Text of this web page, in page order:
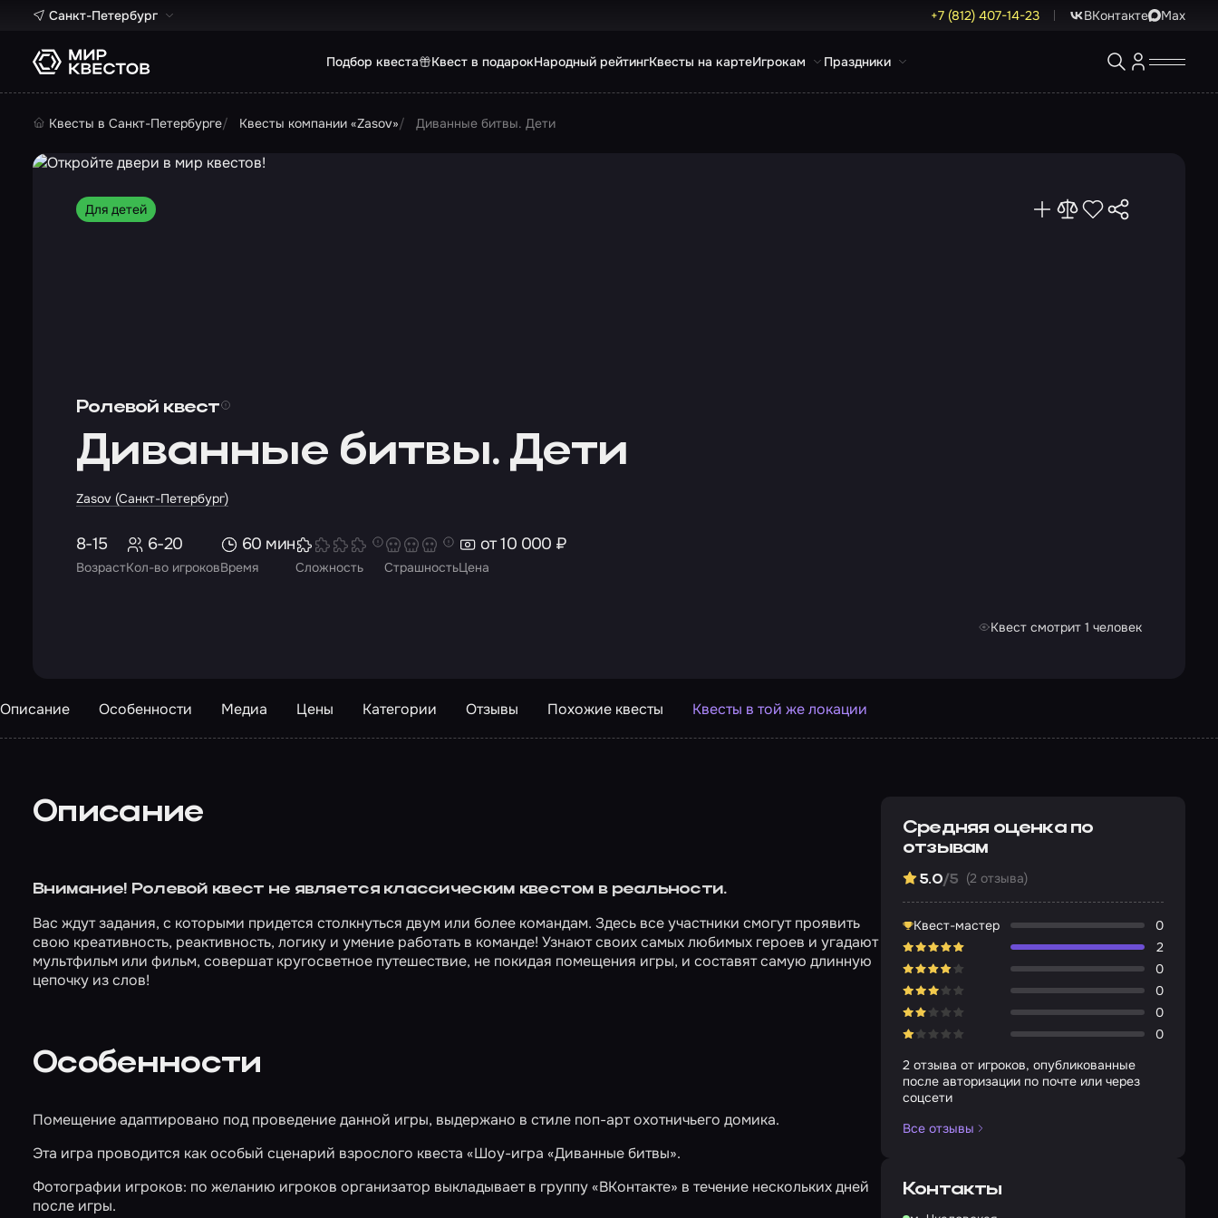
Санкт-Петербург +7 (812) 407-14-23 ВКонтакте Max
Подбор квеста Квест в подарокНародный рейтингКвесты на картеИгрокам Праздники
Квесты в Санкт-Петербурге Квесты компании «Zasov» Диванные битвы. Дети
Для детей
Ролевой квест
Диванные битвы. Дети
Zasov (Санкт-Петербург)
Возраст
8-15
Кол-во игроков
6-20
Время
60 мин
Сложность СтрашностьЦена
от 10 000 ₽
Квест смотрит 1 человек
Описание Особенности Медиа Цены Категории Отзывы Похожие квесты Квесты в той же локации
Описание
Внимание! Ролевой квест не является классическим квестом в реальности.
Вас ждут задания, с которыми придется столкнуться двум или более командам. Здесь все участники смогут проявить
свою креативность, реактивность, логику и умение работать в команде! Узнают своих самых любимых героев и угадают
мультфильм или фильм, совершат кругосветное путешествие, не покидая помещения игры, и составят самую длинную
цепочку из слов!
Особенности
Помещение адаптировано под проведение данной игры, выдержано в стиле поп-арт охотничьего домика.
Эта игра проводится как особый сценарий взрослого квеста «Шоу-игра «Диванные битвы».
Фотографии игроков: по желанию игроков организатор выкладывает в группу «ВКонтакте» в течение нескольких дней
после игры.
Средняя оценка по
отзывам
5.0/5 (2 отзыва)
Квест-мастер
0
2
0
0
0
0
2 отзыва от игроков, опубликованные
после авторизации по почте или через
соцсети
Все отзывы
Контакты